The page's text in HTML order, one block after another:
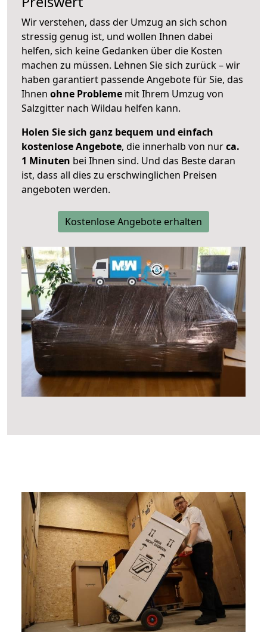
Wir verstehen, dass der Umzug an sich schon
stressig genug ist, und wollen Ihnen dabei
helfen, sich keine Gedanken über die Kosten
machen zu müssen. Lehnen Sie sich zurück – wir
haben garantiert passende Angebote für Sie, das
Ihnen ohne Probleme mit Ihrem Umzug von
Salzgitter nach Wildau helfen kann.
Holen Sie sich ganz bequem und einfach
kostenlose Angebote, die innerhalb von nurca.
1 Minuten bei Ihnen sind. Und das Beste daran
ist, dass all dies zu erschwinglichen Preisen
angeboten werden.
Kostenlose Angebote erhalten